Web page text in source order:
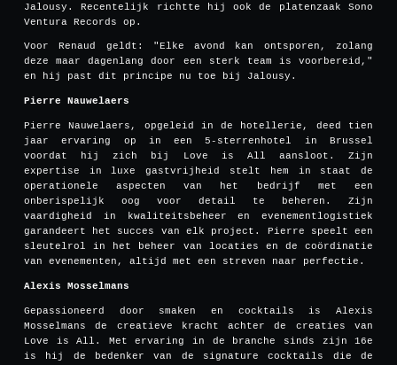
Jalousy. Recentelijk richtte hij ook de platenzaak Sono
Ventura Records op.
Voor Renaud geldt: "Elke avond kan ontsporen, zolang
deze maar dagenlang door een sterk team is voorbereid,"
en hij past dit principe nu toe bij Jalousy.
Pierre Nauwelaers
Pierre Nauwelaers, opgeleid in de hotellerie, deed tien
jaar ervaring op in een 5-sterrenhotel in Brussel
voordat hij zich bij Love is All aansloot. Zijn
expertise in luxe gastvrijheid stelt hem in staat de
operationele aspecten van het bedrijf met een
onberispelijk oog voor detail te beheren. Zijn
vaardigheid in kwaliteitsbeheer en evenementlogistiek
garandeert het succes van elk project. Pierre speelt een
sleutelrol in het beheer van locaties en de coördinatie
van evenementen, altijd met een streven naar perfectie.
Alexis Mosselmans
Gepassioneerd door smaken en cocktails is Alexis
Mosselmans de creatieve kracht achter de creaties van
Love is All. Met ervaring in de branche sinds zijn 16e
is hij de bedenker van de signature cocktails die de